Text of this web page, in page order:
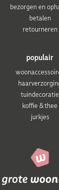
populair
tuindecoratie
koffie & thee
jurkjes
bezorgen en
betalen
retourneren